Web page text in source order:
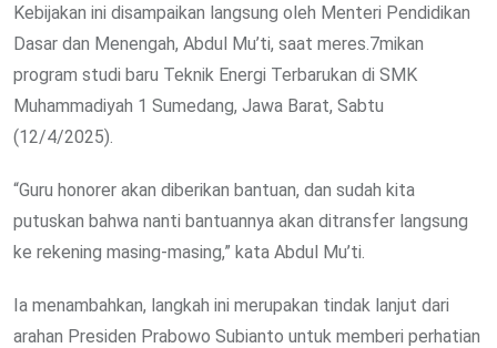
Kebijakan ini disampaikan langsung oleh Menteri Pendidikan
Dasar dan Menengah, Abdul Mu’ti, saat meres.7mikan
program studi baru Teknik Energi Terbarukan di SMK
Muhammadiyah 1 Sumedang, Jawa Barat, Sabtu
(12/4/2025).
“Guru honorer akan diberikan bantuan, dan sudah kita
putuskan bahwa nanti bantuannya akan ditransfer langsung
ke rekening masing-masing,” kata Abdul Mu’ti.
Ia menambahkan, langkah ini merupakan tindak lanjut dari
arahan Presiden Prabowo Subianto untuk memberi perhatian